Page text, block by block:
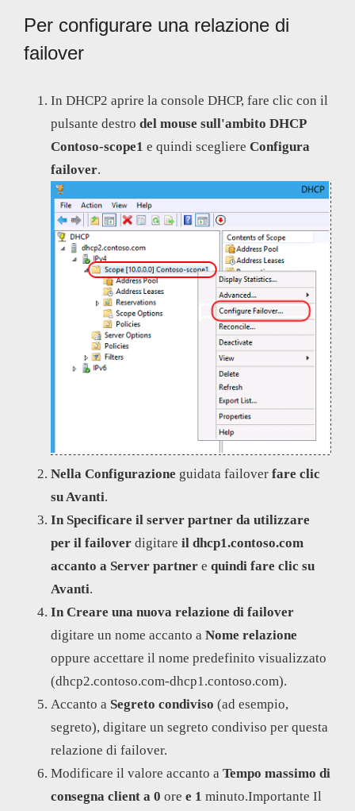
Per configurare una relazione di
failover
In DHCP2 aprire la console DHCP, fare clic con il
pulsante destro del mouse sull'ambito DHCP
Contoso-scope1 e quindi scegliere Configura
failover.
Nella Configurazione guidata failover fare clic
su Avanti.
In Specificare il server partner da utilizzare
per il failover digitare il dhcp1.contoso.com
accanto a Server partner e quindi fare clic su
Avanti.
In Creare una nuova relazione di failover
digitare un nome accanto a Nome relazione
oppure accettare il nome predefinito visualizzato
(dhcp2.contoso.com-dhcp1.contoso.com).
Accanto a Segreto condiviso (ad esempio,
segreto), digitare un segreto condiviso per questa
relazione di failover.
Modificare il valore accanto a Tempo massimo di
consegna client a 0 ore e 1 minuto.Importante Il